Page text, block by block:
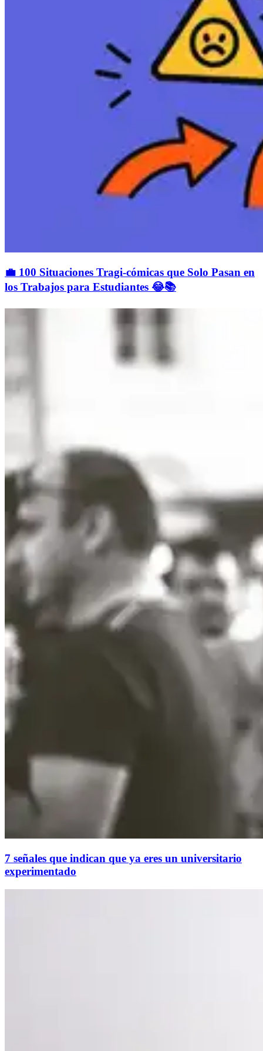
💼 100 Situaciones Tragi-cómicas que Solo Pasan en
los Trabajos para Estudiantes 😂📚
7 señales que indican que ya eres un universitario
experimentado